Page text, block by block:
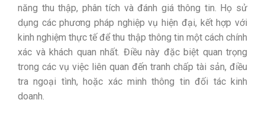
năng thu thập, phân tích và đánh giá thông tin. Họ sử
dụng các phương pháp nghiệp vụ hiện đại, kết hợp với
kinh nghiệm thực tế để thu thập thông tin một cách chính
xác và khách quan nhất. Điều này đặc biệt quan trọng
trong các vụ việc liên quan đến tranh chấp tài sản, điều
tra ngoại tình, hoặc xác minh thông tin đối tác kinh
doanh.